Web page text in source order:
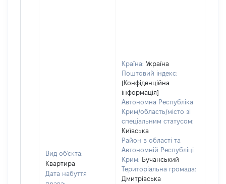
Вид об'єкта:
Квартира
Дата набуття
Країна: Україна
Поштовий індекс:
[Конфіденційна
інформація]
Автономна Республіка
Крим/область/місто зі
спеціальним статусом:
Київська
Район в області та
Автономній Республіці
Крим: Бучанський
Територіальна громада:
Дмитрівська